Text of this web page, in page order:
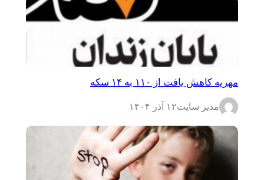
مهریه کاهش یافت از ۱۱۰ به ۱۴ سکه
مدیر سایت۱۲ آذر ۱۴۰۴